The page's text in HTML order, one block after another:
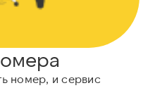
номер, и сервис